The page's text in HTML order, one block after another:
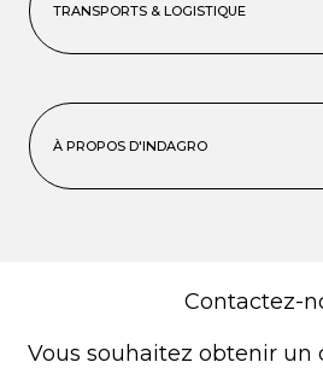
TRANSPORTS & LOGISTIQUE
À PROPOS D'INDAGRO
Contactez-
Vous souhaitez obtenir un